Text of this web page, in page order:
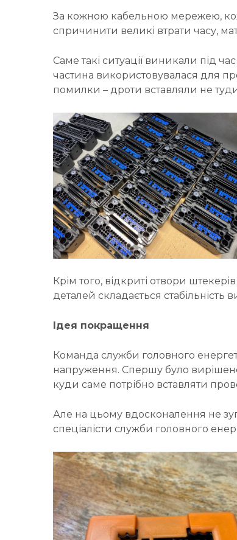
За кожною кабельною мережею,
спричинити великі втрати часу,
Саме такі ситуації виникали під
частина використовувалася для
помилки – дроти вставляли не
Крім того, відкриті отвори
деталей складається стабільність
Ідея покращення
Команда служби головного
напруження. Спершу було
куди саме потрібно вставляти
Але на цьому вдосконалення не
спеціалісти служби головного